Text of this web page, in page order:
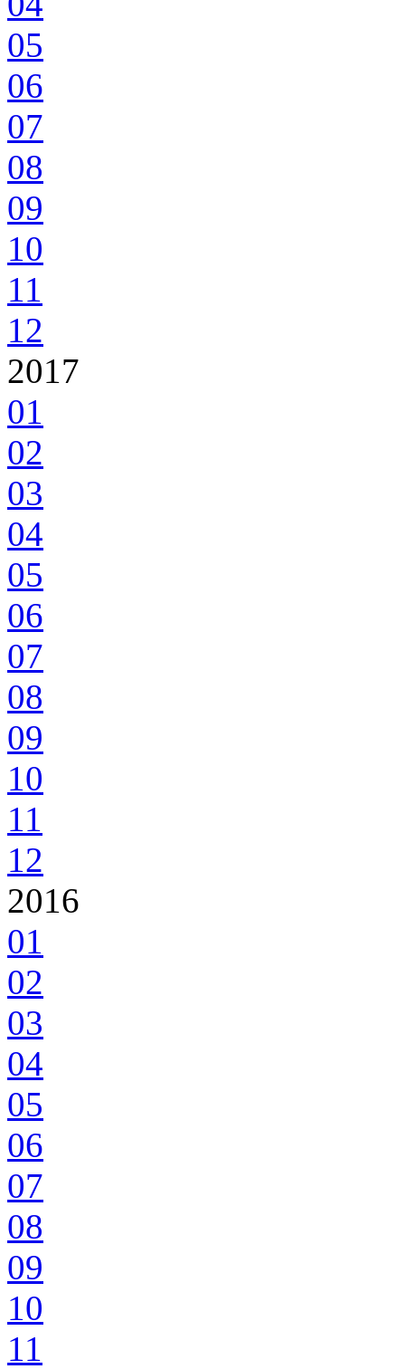
05
06
07
08
09
10
11
12
2017
01
02
03
04
05
06
07
08
09
10
11
12
2016
01
02
03
04
05
06
07
08
09
10
11